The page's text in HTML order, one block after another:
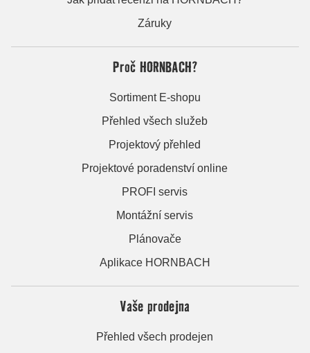
Záruky
Proč HORNBACH?
Sortiment E-shopu
Přehled všech služeb
Projektový přehled
Projektové poradenství online
PROFI servis
Montážní servis
Plánovače
Aplikace HORNBACH
Vaše prodejna
Přehled všech prodejen